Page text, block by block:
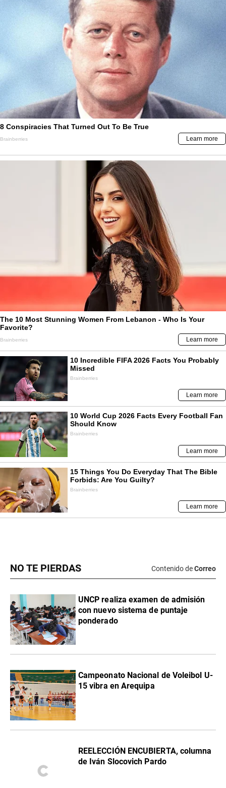
NO TE PIERDAS Contenido deCorreo
UNCP realiza examen de admisión
con nuevo sistema de puntaje
ponderado
Campeonato Nacional de Voleibol U-
15 vibra en Arequipa
REELECCIÓN ENCUBIERTA, columna
de Iván Slocovich Pardo